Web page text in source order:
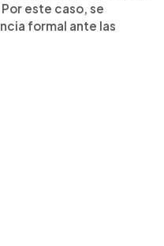
este caso, se
formal ante las